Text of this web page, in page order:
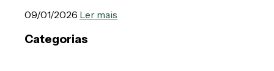
09/01/2026 Ler mais
Categorias